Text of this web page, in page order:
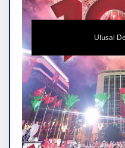
Ulusal